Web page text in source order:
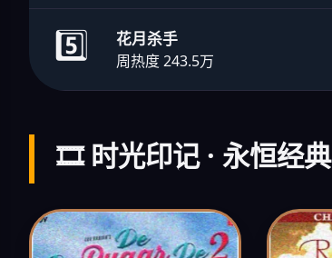
5️⃣ 花月杀手
周热度 243.5万
🎞️ 时光印记 · 永恒经典